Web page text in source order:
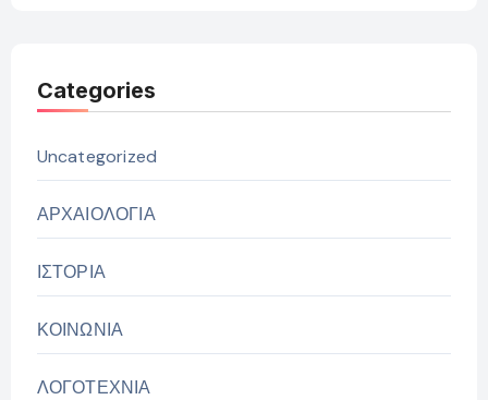
Categories
Uncategorized
ΑΡΧΑΙΟΛΟΓΙΑ
ΙΣΤΟΡΙΑ
ΚΟΙΝΩΝΙΑ
ΛΟΓΟΤΕΧΝΙΑ